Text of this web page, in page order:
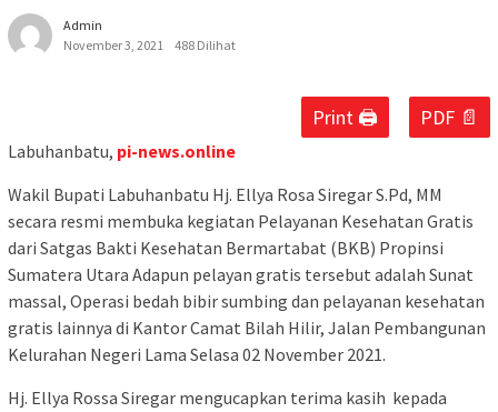
Admin
November 3, 2021
488 Dilihat
Print 🖨 PDF 📄
Labuhanbatu, pi-news.online
Wakil Bupati Labuhanbatu Hj. Ellya Rosa Siregar S.Pd, MM
secara resmi membuka kegiatan Pelayanan Kesehatan Gratis
dari Satgas Bakti Kesehatan Bermartabat (BKB) Propinsi
Sumatera Utara Adapun pelayan gratis tersebut adalah Sunat
massal, Operasi bedah bibir sumbing dan pelayanan kesehatan
gratis lainnya di Kantor Camat Bilah Hilir, Jalan Pembangunan
Kelurahan Negeri Lama Selasa 02 November 2021.
Hj. Ellya Rossa Siregar mengucapkan terima kasih kepada